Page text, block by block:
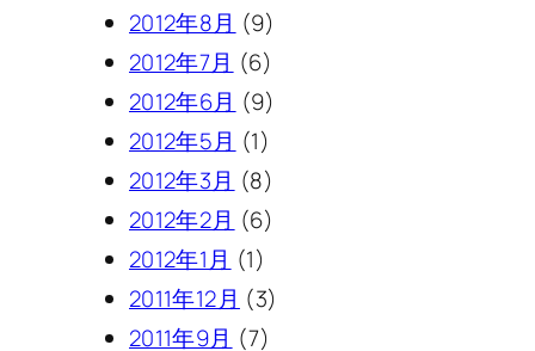
2012年8月 (9)
2012年7月 (6)
2012年6月 (9)
2012年5月 (1)
2012年3月 (8)
2012年2月 (6)
2012年1月 (1)
2011年12月 (3)
2011年9月 (7)